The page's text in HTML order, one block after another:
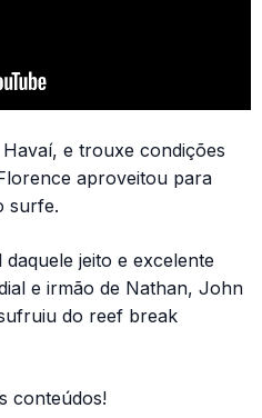
e trouxe condições
aproveitou para
surfe.
jeito e excelente
e irmão de Nathan, John
do reef break
conteúdos!